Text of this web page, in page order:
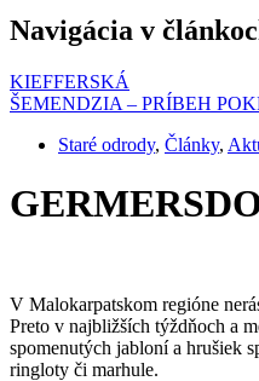
Navigácia v
KIEFFERSKÁ
ŠEMENDZIA – PRÍBEH
Staré odrody, Články,
V Malokarpatskom regióne
Preto v najbližších týždňoch a
spomenutých jabloní a hrušiek
ringloty či marhule.